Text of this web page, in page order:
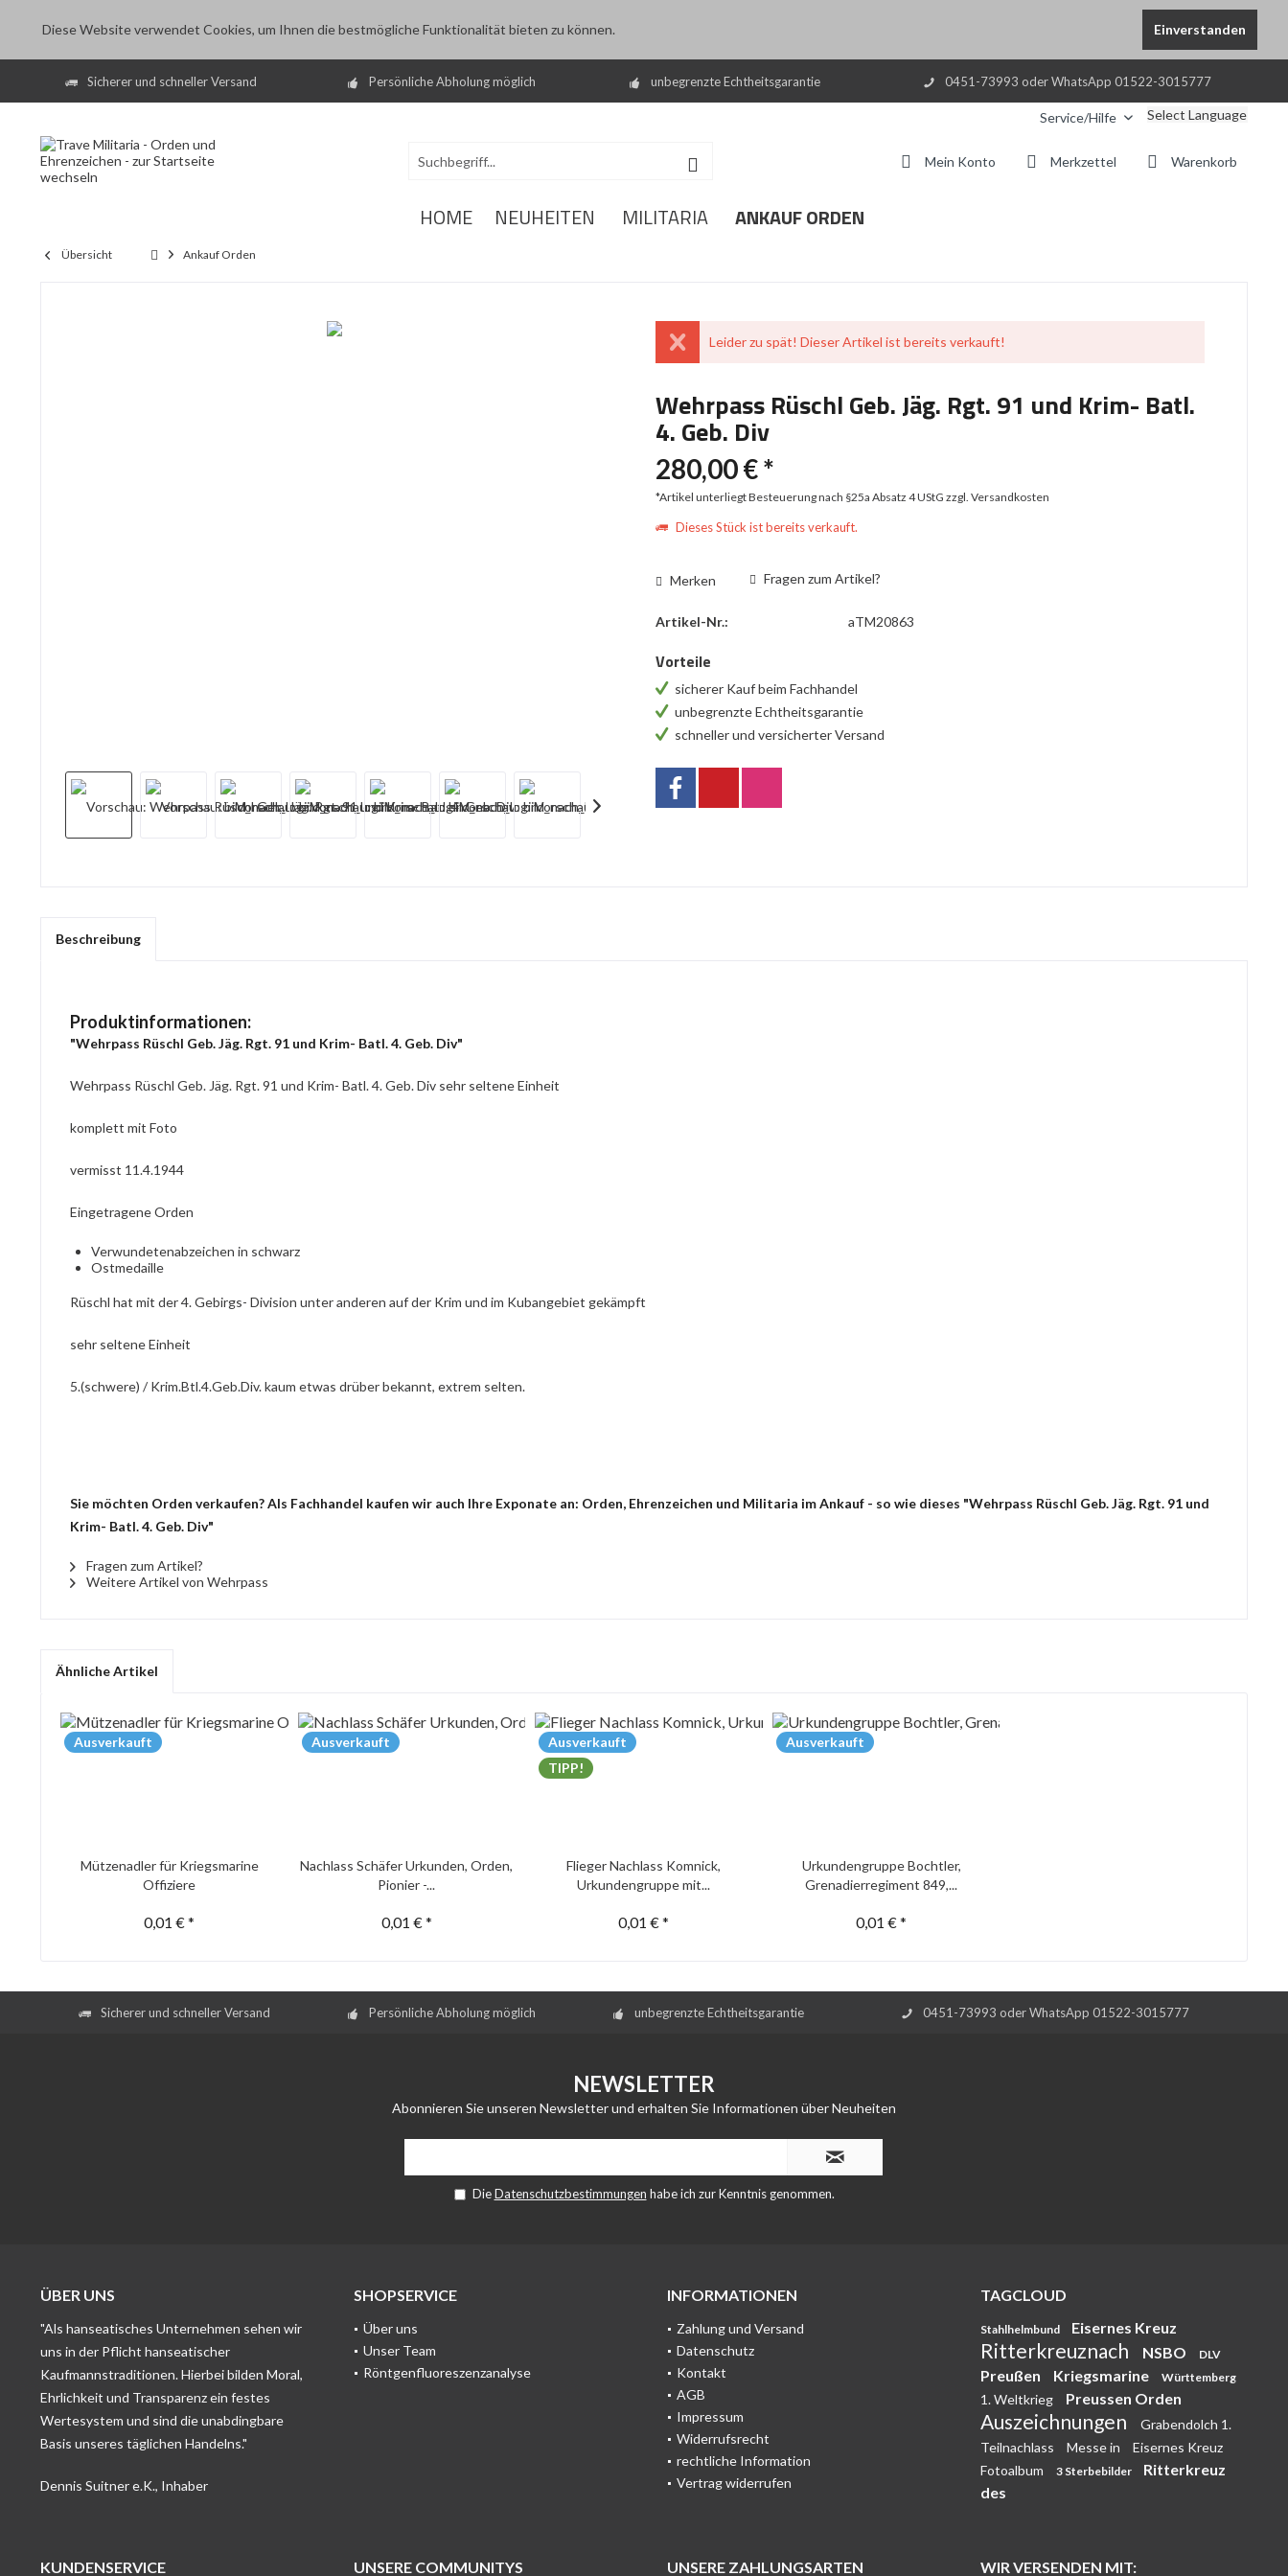
Diese Website verwendet Cookies, um Ihnen die bestmögliche Funktionalität bieten zu können. Einverstanden
Sicherer und schneller Versand Persönliche Abholung möglich unbegrenzte Echtheitsgarantie 0451-73993 oder WhatsApp 01522-3015777
Service/Hilfe Select Language
Warenkorb
Merkzettel
Mein Konto
HOME NEUHEITEN MILITARIA ANKAUF ORDEN
Übersicht Ankauf Orden
Leider zu spät! Dieser Artikel ist bereits verkauft!
Wehrpass Rüschl Geb. Jäg. Rgt. 91 und Krim- Batl.
4. Geb. Div
280,00 € *
*Artikel unterliegt Besteuerung nach §25a Absatz 4 UStGzzgl. Versandkosten
Dieses Stück ist bereits verkauft.
Merken Fragen zum Artikel?
Artikel-Nr.: aTM20863
Vorteile
sicherer Kauf beim Fachhandel
unbegrenzte Echtheitsgarantie
schneller und versicherter Versand
Beschreibung
Produktinformationen:
"Wehrpass Rüschl Geb. Jäg. Rgt. 91 und Krim- Batl. 4. Geb. Div"
Wehrpass Rüschl Geb. Jäg. Rgt. 91 und Krim- Batl. 4. Geb. Div sehr seltene Einheit
komplett mit Foto
vermisst 11.4.1944
Eingetragene Orden
Verwundetenabzeichen in schwarz
Ostmedaille
Rüschl hat mit der 4. Gebirgs- Division unter anderen auf der Krim und im Kubangebiet gekämpft
sehr seltene Einheit
5.(schwere) / Krim.Btl.4.Geb.Div. kaum etwas drüber bekannt, extrem selten.
Sie möchten Orden verkaufen? Als Fachhandel kaufen wir auch Ihre Exponate an: Orden, Ehrenzeichen und Militaria im Ankauf - so wie dieses "Wehrpass Rüschl Geb. Jäg. Rgt. 91 und
Krim- Batl. 4. Geb. Div"
Fragen zum Artikel?
Weitere Artikel von Wehrpass
Ähnliche Artikel
Ausverkauft
Mützenadler für Kriegsmarine
Offiziere
0,01 € *
Ausverkauft
Nachlass Schäfer Urkunden, Orden,
Pionier -...
0,01 € *
Ausverkauft
TIPP!
Flieger Nachlass Komnick,
Urkundengruppe mit...
0,01 € *
Ausverkauft
Urkundengruppe Bochtler,
Grenadierregiment 849,...
0,01 € *
Sicherer und schneller Versand Persönliche Abholung möglich unbegrenzte Echtheitsgarantie 0451-73993 oder WhatsApp 01522-3015777
NEWSLETTER
Abonnieren Sie unseren Newsletter und erhalten Sie Informationen über Neuheiten
DieDatenschutzbestimmungen habe ich zur Kenntnis genommen.
ÜBER UNS
"Als hanseatisches Unternehmen sehen wir
uns in der Pflicht hanseatischer
Kaufmannstraditionen. Hierbei bilden Moral,
Ehrlichkeit und Transparenz ein festes
Wertesystem und sind die unabdingbare
Basis unseres täglichen Handelns."
Dennis Suitner e.K., Inhaber
SHOPSERVICE
Über uns
Unser Team
Röntgenfluoreszenzanalyse
INFORMATIONEN
Zahlung und Versand
Datenschutz
Kontakt
AGB
Impressum
Widerrufsrecht
rechtliche Information
Vertrag widerrufen
TAGCLOUD
Stahlhelmbund Eisernes Kreuz
Ritterkreuznach NSBO DLV
Preußen Kriegsmarine Württemberg
1. Weltkrieg Preussen Orden
Auszeichnungen
Grabendolch 1.
Teilnachlass
Messe in
Eisernes Kreuz
Fotoalbum
3 Sterbebilder
Ritterkreuz
des
KUNDENSERVICE UNSERE COMMUNITYS UNSERE ZAHLUNGSARTEN WIR VERSENDEN MIT: